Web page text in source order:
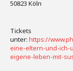
50823 Köln
Tickets
unter: https://
eine-eltern-und-
eigene-leben-mit-